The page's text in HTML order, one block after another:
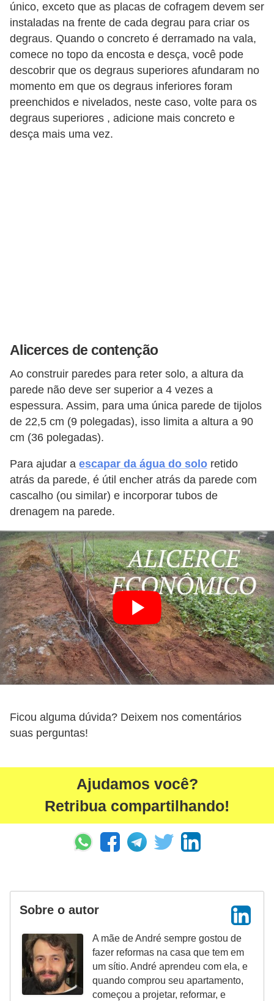
único, exceto que as placas de cofragem devem ser
instaladas na frente de cada degrau para criar os
degraus. Quando o concreto é derramado na vala,
comece no topo da encosta e desça, você pode
descobrir que os degraus superiores afundaram no
momento em que os degraus inferiores foram
preenchidos e nivelados, neste caso, volte para os
degraus superiores , adicione mais concreto e
desça mais uma vez.
Alicerces de contenção
Ao construir paredes para reter solo, a altura da
parede não deve ser superior a 4 vezes a
espessura. Assim, para uma única parede de tijolos
de 22,5 cm (9 polegadas), isso limita a altura a 90
cm (36 polegadas).
Para ajudar a escapar da água do solo retido
atrás da parede, é útil encher atrás da parede com
cascalho (ou similar) e incorporar tubos de
drenagem na parede.
Ficou alguma dúvida? Deixem nos comentários
suas perguntas!
Ajudamos você?
Retribua compartilhando!
Sobre o autor
A mãe de André sempre gostou de
fazer reformas na casa que tem em
um sítio. André aprendeu com ela, e
quando comprou seu apartamento,
começou a projetar, reformar, e